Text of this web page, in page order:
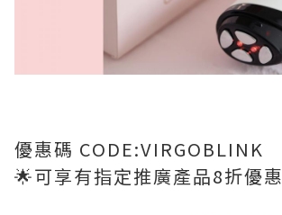
優惠碼 CODE:VIRGOBLINK
🌟可享有指定推廣產品8折優惠